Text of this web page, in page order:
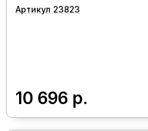
Артикул 23823
10 696 р.